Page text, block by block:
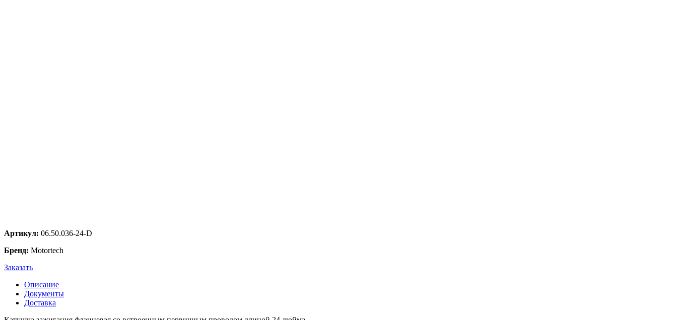
Артикул: 06.50.036-24-D
Бренд: Motortech
Заказать
Описание
Документы
Доставка